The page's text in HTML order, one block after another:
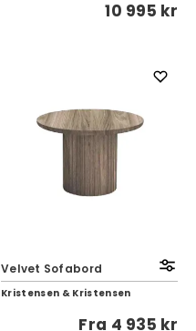
10 995 kr
Velvet Sofabord
Kristensen & Kristensen
Fra 4 935 kr